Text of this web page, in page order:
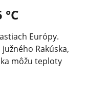
Európy.
Rakúska,
môžu teploty